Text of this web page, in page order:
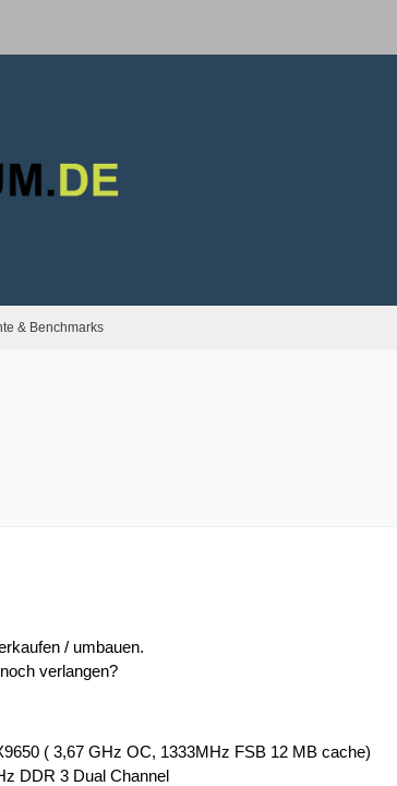
& Benchmarks
/ umbauen.
verlangen?
( 3,67 GHz OC, 1333MHz FSB 12 MB cache)
DDR 3 Dual Channel